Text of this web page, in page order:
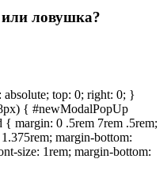
ловушка?
top: 0; right: 0; }
{ #newModalPopUp
{ margin: 0 .5rem 7rem .5rem;
margin-bottom:
size: 1rem; margin-bottom: